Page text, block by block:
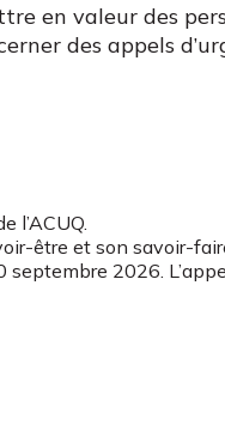
en valeur des
des appels
l’ACUQ.
être et son savoir-
2026.